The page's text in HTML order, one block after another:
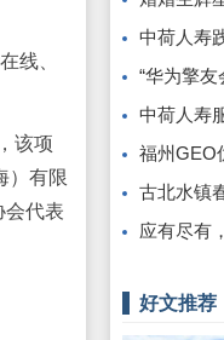
线、
该项
）有限
会代表
中荷人寿践行
“华为擎友会”活
中荷人寿服务
福州GEO优化服
古北水镇春
应有尽有，节能
好文推荐